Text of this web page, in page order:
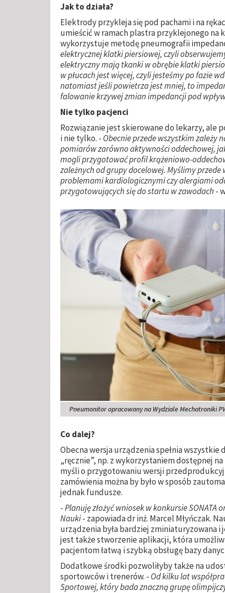
Jak to działa?
Elektrody przykleja się pod pachami i na
umieścić w ramach plastra przyklejonego
wykorzystuje metodę pneumografii
elektrycznej klatki piersiowej, czyli
elektryczny mają tkanki w obrębie klatki
w płucach jest więcej, czyli jesteśmy po fazie
natomiast jeśli powietrza jest mniej, to
falowanie krzywej zmian impedancji pod
Nie tylko pacjenci
Rozwiązanie jest skierowane do lekarzy, ale
i nie tylko. - Obecnie przede wszystkim zależy
pomiarów zarówno aktywności oddechowej,
mogli przygotować profil krążeniowo-
zależnych od grupy docelowej. Myślimy
problemami kardiologicznymi czy alergiami
przygotowujących się do startu w zawodach -
Pneumonitor opracowany na Wydziale Mechatroniki
Co dalej?
Obecna wersja urządzenia spełnia
„ręcznie”, np. z wykorzystaniem dostępnej
myśli o przygotowaniu wersji
zamówienia można by było w sposób
jednak fundusze.
-Planuję złożyć wniosek w konkursie
Nauki- zapowiada dr inż. Marcel Młyńczak.
urządzenia była bardziej zminiaturyzowana i
jest także stworzenie aplikacji, która
pacjentom łatwą i szybką obsługę bazy
Dodatkowe środki pozwoliłyby także na
sportowców i trenerów. - Od kilku lat
Sportowej, który bada znaczną grupę